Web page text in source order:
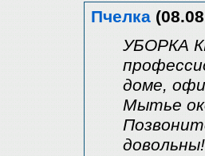
Пчелка
УБОРКА
доме,
Мытье
довольны!